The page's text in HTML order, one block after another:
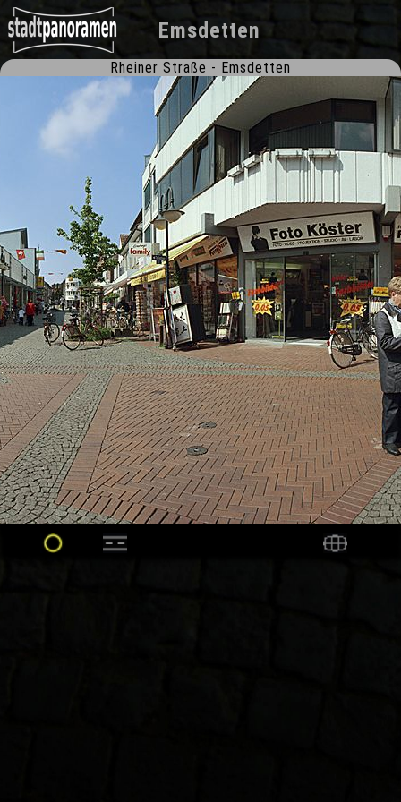
Emsdetten
Rheiner Straße - Emsdetten